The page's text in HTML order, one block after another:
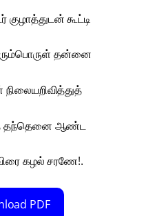
கூட்டி
தன்னை
தந்தெனை ஆண்ட
கழல் சரணே!.
PDF